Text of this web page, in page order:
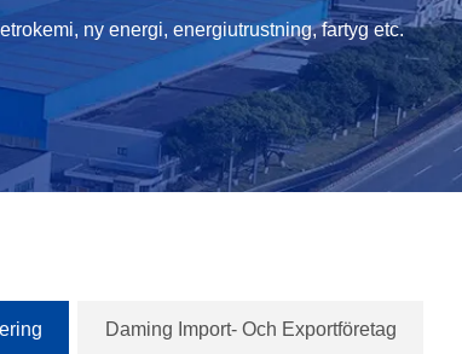
ny energi, energiutrustning, fartyg etc.
Daming Import- Och Exportföretag